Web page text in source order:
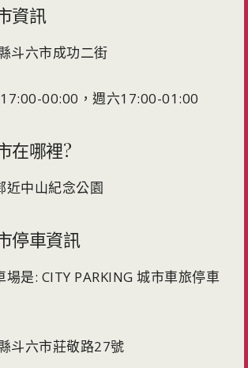
資訊
斗六市成功二街
00:00，週六17:00-01:00
在哪裡?
近中山紀念公園
停車資訊
是: CITY PARKING 城市車旅停車
斗六市莊敬路27號